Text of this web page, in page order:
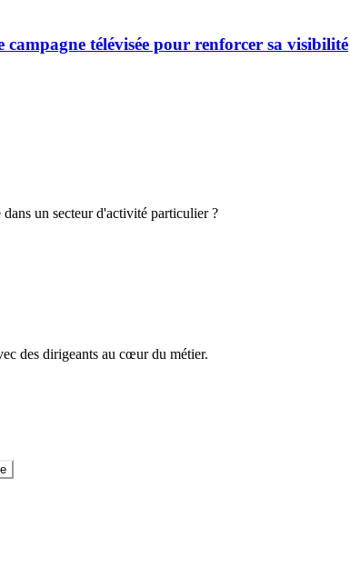
télévisée pour renforcer sa visibilité
un secteur d'activité particulier ?
des dirigeants au cœur du métier.